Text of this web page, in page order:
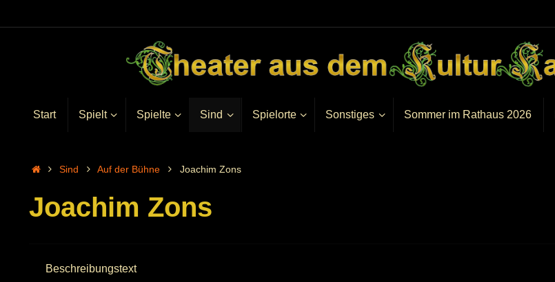
Start Spielt Spielte Sind Spielorte Sonstiges Sommer im Rathaus 2026
Sind Auf der Bühne Joachim Zons
Joachim Zons
Beschreibungstext